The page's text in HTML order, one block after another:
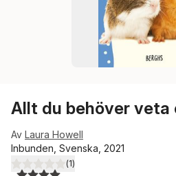
Allt du behöver veta
Av Laura Howell
Inbunden, Svenska, 2021
4,0utav 5 stjärnor. Totalt antal röster:
(1)